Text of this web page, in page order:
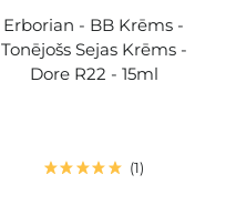
Erborian - BB Krēms -
Tonējošs Sejas Krēms -
Dore R22 - 15ml
1